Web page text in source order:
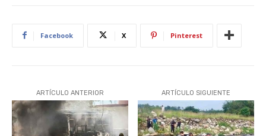
Facebook X Pinterest
ARTÍCULO ANTERIOR ARTÍCULO SIGUIENTE